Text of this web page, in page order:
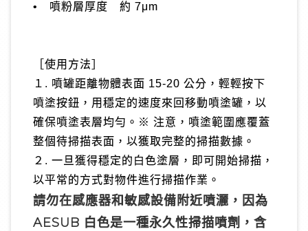
• 噴粉層厚度 約 7μm
［使用方法］
１. 噴罐距離物體表面 15-20 公分，輕輕按下
噴塗按鈕，用穩定的速度來回移動噴塗罐，以
確保噴塗表層均勻。※ 注意，噴塗範圍應覆蓋
整個待掃描表面，以獲取完整的掃描數據。
２. 一旦獲得穩定的白色塗層，即可開始掃描，
以平常的方式對物件進行掃描作業。
請勿在感應器和敏感設備附近噴灑，因為
AESUB 白色是一種永久性掃描噴劑，含